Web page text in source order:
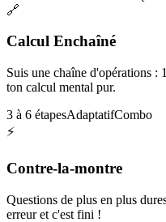
🔗
Calcul Enchaîné
Suis une chaîne
ton calcul mental pur.
3 à 6 étapesAdaptatifCombo
⚡
Contre-la-montre
Questions de plus en plus
erreur et c'est fini !